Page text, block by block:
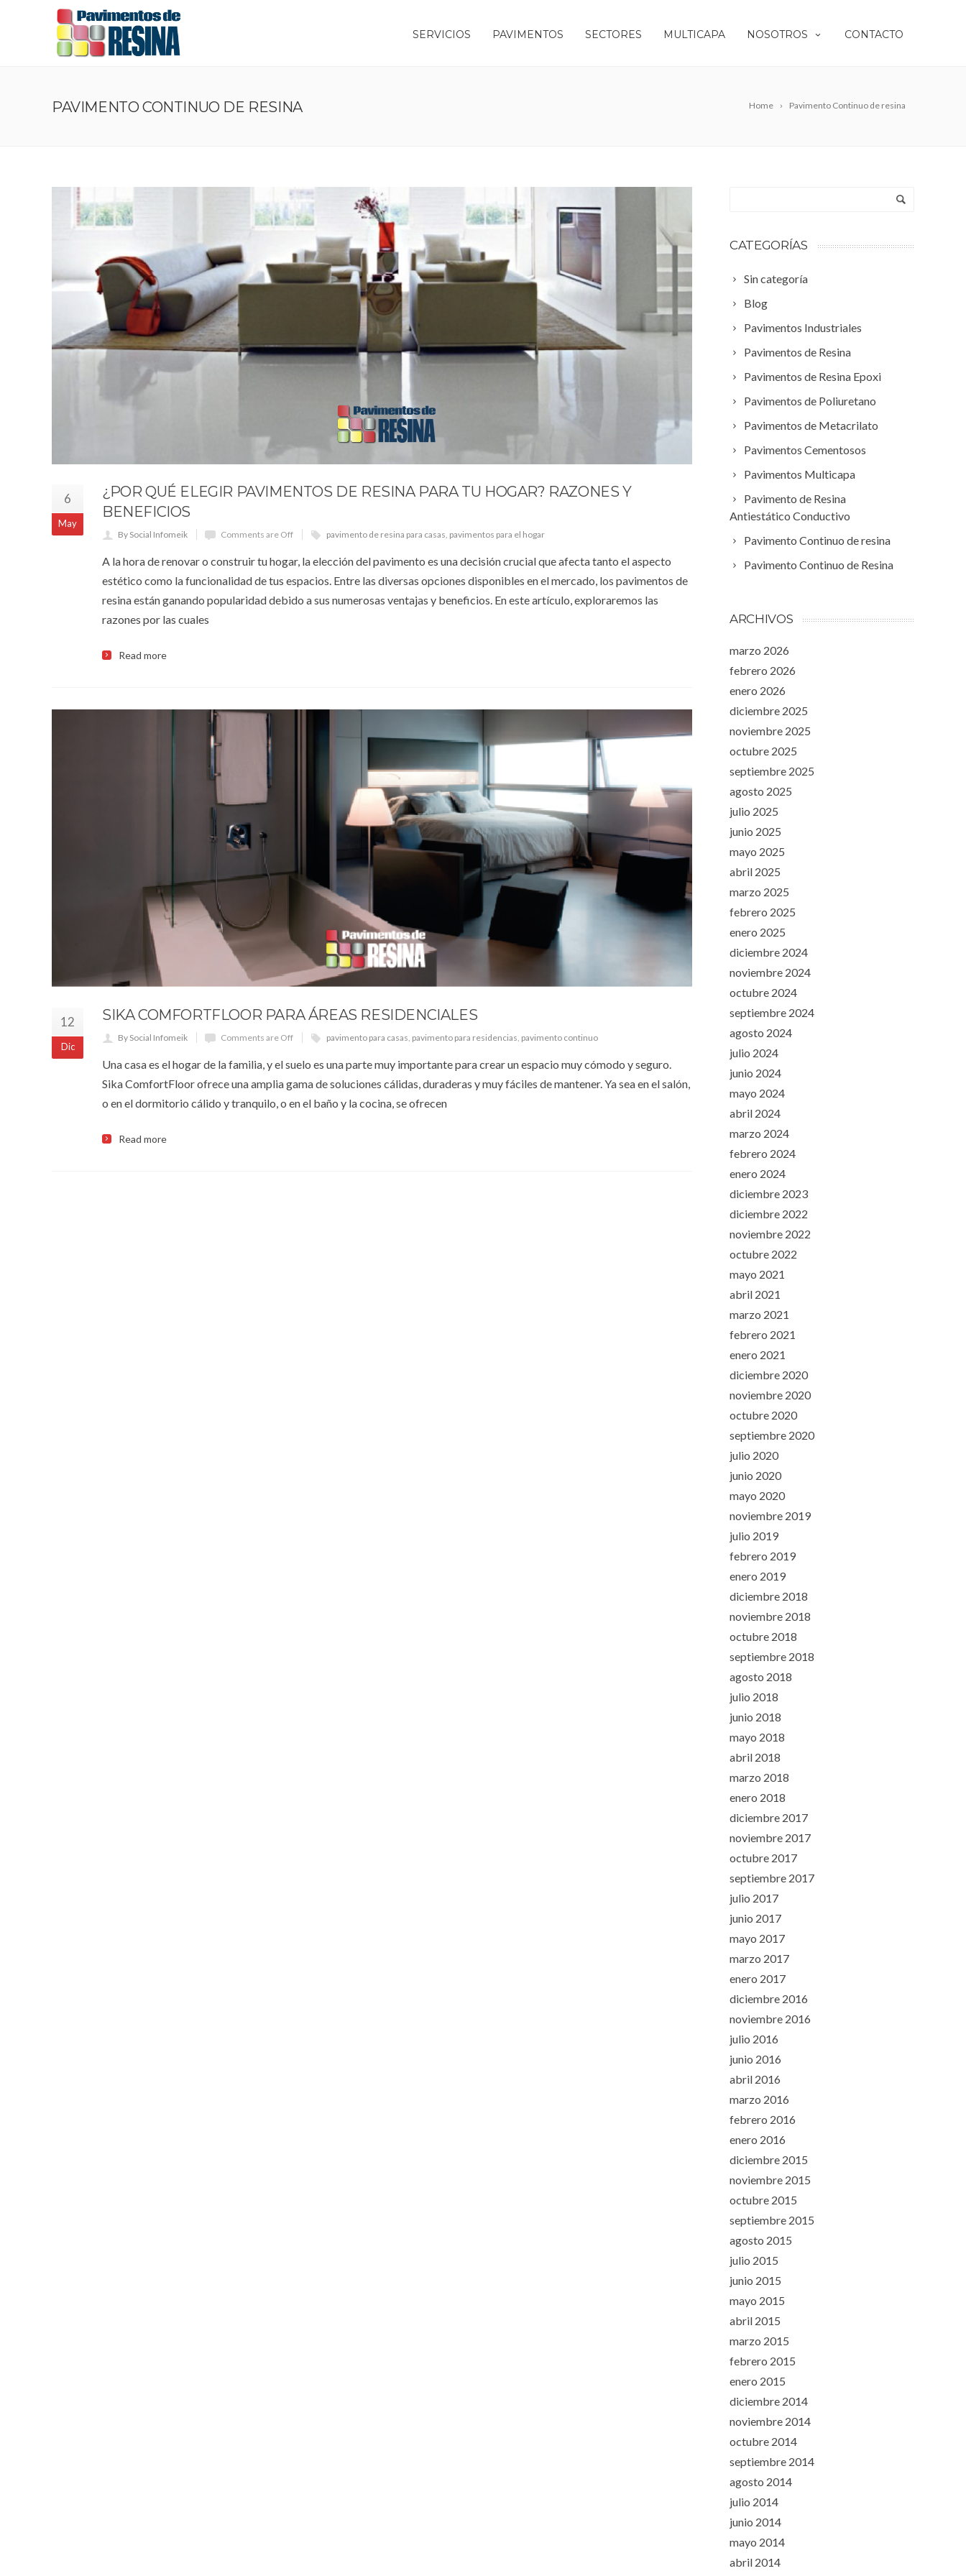
SERVICIOS PAVIMENTOS SECTORES MULTICAPA NOSOTROS CONTACTO
Home Pavimento Continuo de resina
PAVIMENTO CONTINUO DE RESINA
6
May
¿POR QUÉ ELEGIR PAVIMENTOS DE RESINA PARA TU HOGAR? RAZONES Y
BENEFICIOS
By Social Infomeik Comments are Off pavimento de resina para casas, pavimentos para el hogar
A la hora de renovar o construir tu hogar, la elección del pavimento es una decisión crucial que afecta tanto el aspecto
estético como la funcionalidad de tus espacios. Entre las diversas opciones disponibles en el mercado, los pavimentos de
resina están ganando popularidad debido a sus numerosas ventajas y beneficios. En este artículo, exploraremos las
razones por las cuales
Read more
12
Dic
SIKA COMFORTFLOOR PARA ÁREAS RESIDENCIALES
By Social Infomeik Comments are Off pavimento para casas, pavimento para residencias, pavimento continuo
Una casa es el hogar de la familia, y el suelo es una parte muy importante para crear un espacio muy cómodo y seguro.
Sika ComfortFloor ofrece una amplia gama de soluciones cálidas, duraderas y muy fáciles de mantener. Ya sea en el salón,
o en el dormitorio cálido y tranquilo, o en el baño y la cocina, se ofrecen
Read more
CATEGORÍAS
Sin categoría
Blog
Pavimentos Industriales
Pavimentos de Resina
Pavimentos de Resina Epoxi
Pavimentos de Poliuretano
Pavimentos de Metacrilato
Pavimentos Cementosos
Pavimentos Multicapa
Pavimento de Resina
Antiestático Conductivo
Pavimento Continuo de resina
Pavimento Continuo de Resina
ARCHIVOS
marzo 2026
febrero 2026
enero 2026
diciembre 2025
noviembre 2025
octubre 2025
septiembre 2025
agosto 2025
julio 2025
junio 2025
mayo 2025
abril 2025
marzo 2025
febrero 2025
enero 2025
diciembre 2024
noviembre 2024
octubre 2024
septiembre 2024
agosto 2024
julio 2024
junio 2024
mayo 2024
abril 2024
marzo 2024
febrero 2024
enero 2024
diciembre 2023
diciembre 2022
noviembre 2022
octubre 2022
mayo 2021
abril 2021
marzo 2021
febrero 2021
enero 2021
diciembre 2020
noviembre 2020
octubre 2020
septiembre 2020
julio 2020
junio 2020
mayo 2020
noviembre 2019
julio 2019
febrero 2019
enero 2019
diciembre 2018
noviembre 2018
octubre 2018
septiembre 2018
agosto 2018
julio 2018
junio 2018
mayo 2018
abril 2018
marzo 2018
enero 2018
diciembre 2017
noviembre 2017
octubre 2017
septiembre 2017
julio 2017
junio 2017
mayo 2017
marzo 2017
enero 2017
diciembre 2016
noviembre 2016
julio 2016
junio 2016
abril 2016
marzo 2016
febrero 2016
enero 2016
diciembre 2015
noviembre 2015
octubre 2015
septiembre 2015
agosto 2015
julio 2015
junio 2015
mayo 2015
abril 2015
marzo 2015
febrero 2015
enero 2015
diciembre 2014
noviembre 2014
octubre 2014
septiembre 2014
agosto 2014
julio 2014
junio 2014
mayo 2014
abril 2014